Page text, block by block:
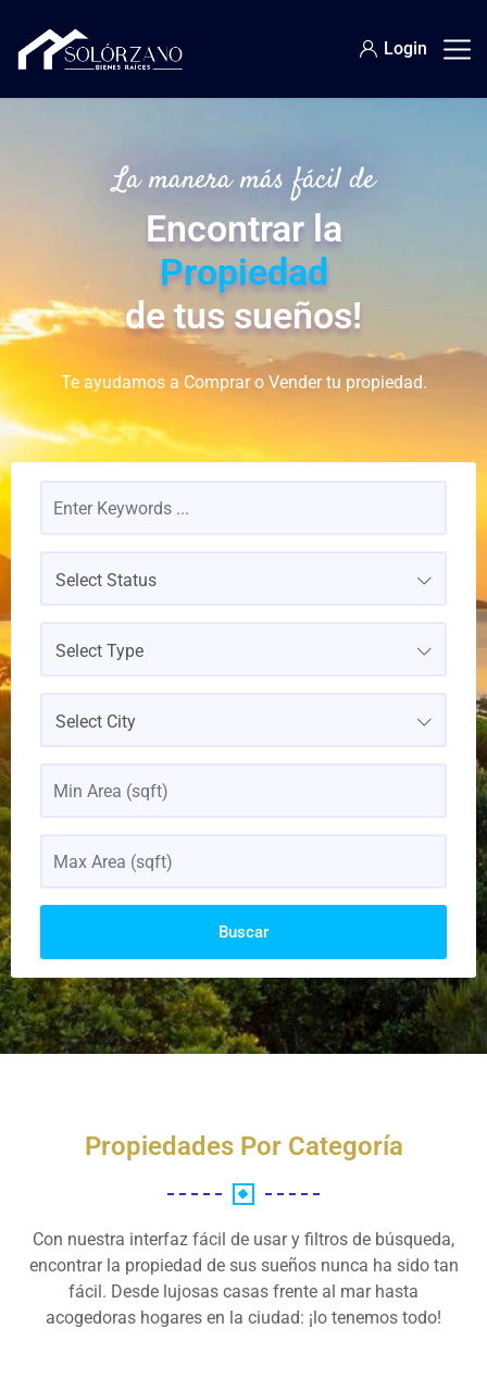
Login
La manera más fácil de
Encontrar la
Propiedad
de tus sueños!
Te ayudamos a Comprar o Vender tu propiedad.
Select Status
Select Type
Select City
Buscar
Propiedades Por Categoría
Con nuestra interfaz fácil de usar y filtros de búsqueda,
encontrar la propiedad de sus sueños nunca ha sido tan
fácil. Desde lujosas casas frente al mar hasta
acogedoras hogares en la ciudad: ¡lo tenemos todo!